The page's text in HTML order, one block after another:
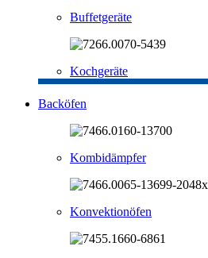
Buffetgeräte
Kochgeräte
Backöfen
Kombidämpfer
Konvektionöfen